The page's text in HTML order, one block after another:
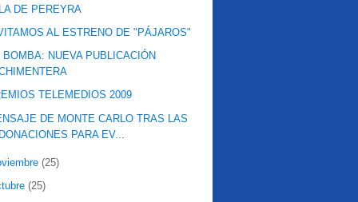
DE PEREYRA
AL ESTRENO DE "PÁJAROS"
BOMBA: NUEVA PUBLICACIÓN
TELEMEDIOS 2009
DE MONTE CARLO TRAS LAS
PARA EV...
(25)
(25)